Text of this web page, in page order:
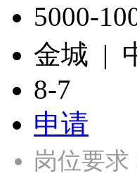
5000-
金城 |
8-7
申请
岗位要求